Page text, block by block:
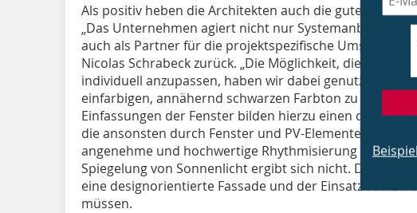
Als positiv heben die Architekten auch die gute
„Das Unternehmen agiert nicht nur Systemanbieter,
auch als Partner für die projektspezifische Umsetzung
Nicolas Schrabeck zurück. „Die Möglichkeit, die PV-
individuell anzupassen, haben wir dabei genutzt, um
einfarbigen, annähernd schwarzen Farbton zu
Einfassungen der Fenster bilden hierzu einen
die ansonsten durch Fenster und PV-Elemente
angenehme und hochwertige Rhythmisierung erhalten.
Spiegelung von Sonnenlicht ergibt sich nicht. Deutlich
eine designorientierte Fassade und der Einsatz von
müssen.